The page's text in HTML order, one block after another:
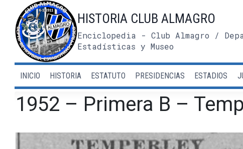
contenido
HISTORIA CLUB ALMAGRO
Enciclopedia - Club Almagro /
Estadísticas y Museo
INICIO HISTORIA ESTATUTO PRESIDENCIAS ESTADIOS
1952 – Primera B –